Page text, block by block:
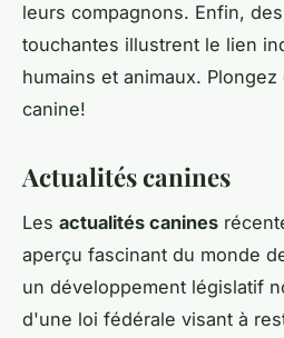
leurs compagnons. Enfin,
touchantes illustrent le lien
humains et animaux.
canine!
Actualités canines
Les actualités canines
aperçu fascinant du monde
un développement législatif
d'une loi fédérale visant à